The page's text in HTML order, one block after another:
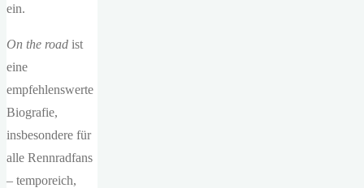
ein.
On the road ist
eine
empfehlenswerte
Biografie,
insbesondere für
alle Rennradfans
– temporeich,